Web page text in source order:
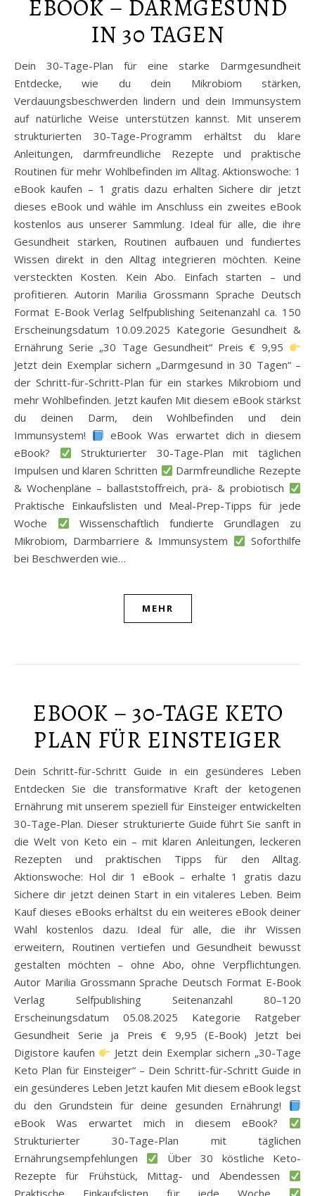
EBOOK – DARMGESUND
IN 30 TAGEN
Dein 30-Tage-Plan für eine starke Darmgesundheit
Entdecke, wie du dein Mikrobiom stärken,
Verdauungsbeschwerden lindern und dein Immunsystem
auf natürliche Weise unterstützen kannst. Mit unserem
strukturierten 30-Tage-Programm erhältst du klare
Anleitungen, darmfreundliche Rezepte und praktische
Routinen für mehr Wohlbefinden im Alltag. Aktionswoche: 1
eBook kaufen – 1 gratis dazu erhalten Sichere dir jetzt
dieses eBook und wähle im Anschluss ein zweites eBook
kostenlos aus unserer Sammlung. Ideal für alle, die ihre
Gesundheit stärken, Routinen aufbauen und fundiertes
Wissen direkt in den Alltag integrieren möchten. Keine
versteckten Kosten. Kein Abo. Einfach starten – und
profitieren. Autorin Marilia Grossmann Sprache Deutsch
Format E-Book Verlag Selfpublishing Seitenanzahl ca. 150
Erscheinungsdatum 10.09.2025 Kategorie Gesundheit &
Ernährung Serie „30 Tage Gesundheit“ Preis € 9,95
Jetzt dein Exemplar sichern „Darmgesund in 30 Tagen“ –
der Schritt-für-Schritt-Plan für ein starkes Mikrobiom und
mehr Wohlbefinden. Jetzt kaufen Mit diesem eBook stärkst
du deinen Darm, dein Wohlbefinden und dein
Immunsystem!
eBook Was erwartet dich in diesem
eBook?
Strukturierter 30-Tage-Plan mit täglichen
Impulsen und klaren Schritten
Darmfreundliche Rezepte
& Wochenpläne – ballaststoffreich, prä- & probiotisch
Praktische Einkaufslisten und Meal-Prep-Tipps für jede
Woche
Wissenschaftlich fundierte Grundlagen zu
Mikrobiom, Darmbarriere & Immunsystem
Soforthilfe
bei Beschwerden wie…
MEHR
EBOOK – 30-TAGE KETO
PLAN FÜR EINSTEIGER
Dein Schritt-für-Schritt Guide in ein gesünderes Leben
Entdecken Sie die transformative Kraft der ketogenen
Ernährung mit unserem speziell für Einsteiger entwickelten
30-Tage-Plan. Dieser strukturierte Guide führt Sie sanft in
die Welt von Keto ein – mit klaren Anleitungen, leckeren
Rezepten und praktischen Tipps für den Alltag.
Aktionswoche: Hol dir 1 eBook – erhalte 1 gratis dazu
Sichere dir jetzt deinen Start in ein vitaleres Leben. Beim
Kauf dieses eBooks erhältst du ein weiteres eBook deiner
Wahl kostenlos dazu. Ideal für alle, die ihr Wissen
erweitern, Routinen vertiefen und Gesundheit bewusst
gestalten möchten – ohne Abo, ohne Verpflichtungen.
Autor Marilia Grossmann Sprache Deutsch Format E-Book
Verlag Selfpublishing Seitenanzahl 80–120
Erscheinungsdatum 05.08.2025 Kategorie Ratgeber
Gesundheit Serie ja Preis € 9,95 (E-Book) Jetzt bei
Digistore kaufen
Jetzt dein Exemplar sichern „30-Tage
Keto Plan für Einsteiger“ – Dein Schritt-für-Schritt Guide in
ein gesünderes Leben Jetzt kaufen Mit diesem eBook legst
du den Grundstein für deine gesunden Ernährung!
eBook Was erwartet mich in diesem eBook?
Strukturierter 30-Tage-Plan mit täglichen
Ernährungsempfehlungen
Über 30 köstliche Keto-
Rezepte für Frühstück, Mittag- und Abendessen